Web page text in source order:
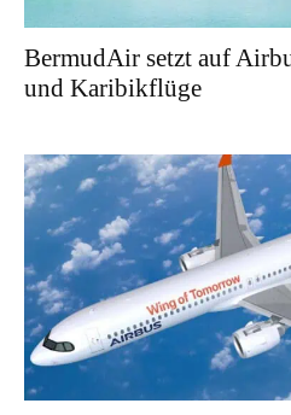
BermudAir setzt auf
und Karibikflüge